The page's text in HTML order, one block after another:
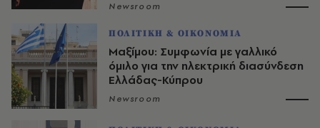
Newsroom
ΠΟΛΙΤΙΚΗ & ΟΙΚΟΝΟΜΙΑ
Μαξίμου: Συμφωνία με γαλλικό
όμιλο για την ηλεκτρική διασύνδεση
Ελλάδας-Κύπρου
Newsroom